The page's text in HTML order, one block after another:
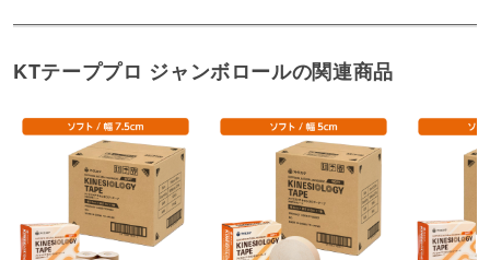
KTテーププロ ジャンボロールの関連商品